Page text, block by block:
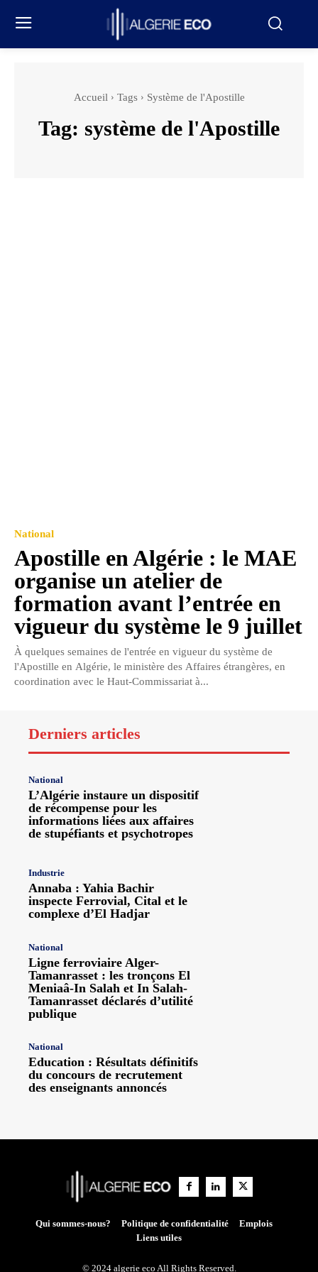
Accueil Tags Système de l'Apostille
Tag: système de l'Apostille
National
Apostille en Algérie : le MAE
organise un atelier de
formation avant l’entrée en
vigueur du système le 9 juillet
À quelques semaines de l'entrée en vigueur du système de
l'Apostille en Algérie, le ministère des Affaires étrangères, en
coordination avec le Haut-Commissariat à...
Derniers articles
National
L’Algérie instaure un dispositif
de récompense pour les
informations liées aux affaires
de stupéfiants et psychotropes
Industrie
Annaba : Yahia Bachir
inspecte Ferrovial, Cital et le
complexe d’El Hadjar
National
Ligne ferroviaire Alger-
Tamanrasset : les tronçons El
Meniaâ-In Salah et In Salah-
Tamanrasset déclarés d’utilité
publique
National
Education : Résultats définitifs
du concours de recrutement
des enseignants annoncés
Qui sommes-nous? Politique de confidentialité
Emplois
Liens utiles
© 2024 algerie eco All Rights Reserved.